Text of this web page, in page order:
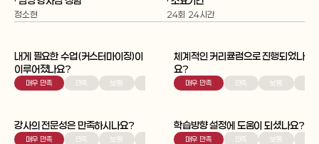
정소현 24회 24시간
내게 필요한 수업(커스터마이징)이
이루어졌나요?
매우 만족 만족 보통 매우 불만족
체계적인 커리큘럼으로 진행되었나
요?
매우 만족 만족 보통
강사의 전문성은 만족하시나요?
매우 만족 만족 보통 매우 불만족
학습방향 설정에 도움이 되셨나요?
매우 만족 만족 보통